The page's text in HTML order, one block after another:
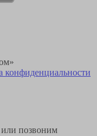
конфиденциальности
позвоним